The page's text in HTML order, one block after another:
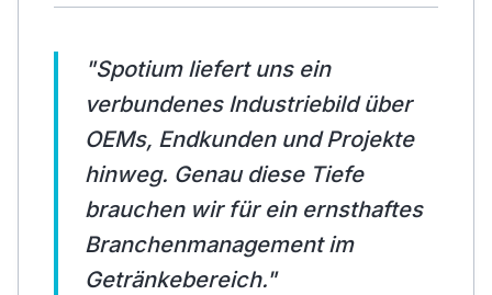
"Spotium liefert uns ein
verbundenes Industriebild über
OEMs, Endkunden und Projekte
hinweg. Genau diese Tiefe
brauchen wir für ein ernsthaftes
Branchenmanagement im
Getränkebereich."